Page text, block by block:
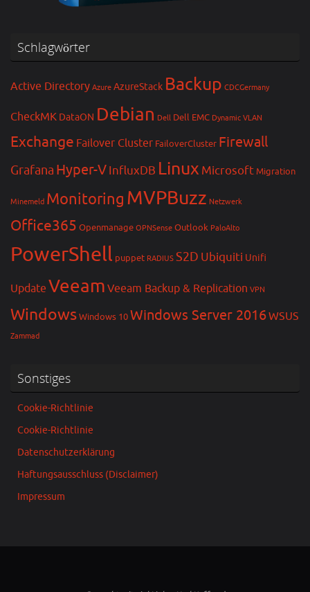
Schlagwörter
Active Directory Azure AzureStack Backup CDCGermany
CheckMK DataON Debian Dell Dell EMC Dynamic VLAN
Exchange Failover Cluster FailoverCluster Firewall
Grafana Hyper-VInfluxDB Linux Microsoft Migration
Minemeld Monitoring MVPBuzz Netzwerk
Office365 Openmanage OPNSense Outlook PaloAlto
PowerShell puppet RADIUS S2D Ubiquiti Unifi
Update Veeam Veeam Backup & Replication VPN
WindowsWindows 10Windows Server 2016WSUS
Zammad
Sonstiges
Cookie-Richtlinie
Cookie-Richtlinie
Datenschutzerklärung
Haftungsausschluss (Disclaimer)
Impressum